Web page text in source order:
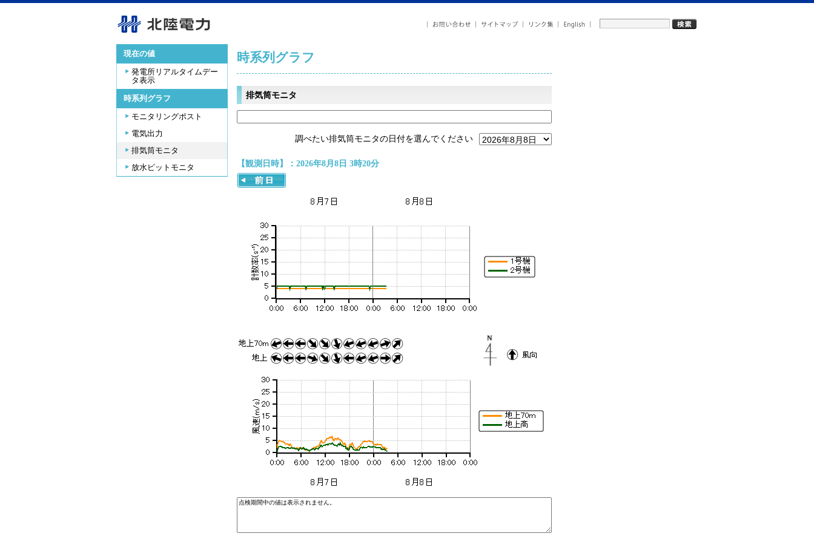
現在の値
発電所リアルタイムデー
タ表示
時系列グラフ
モニタリングポスト
電気出力
排気筒モニタ
放水ピットモニタ
時系列グラフ
排気筒モニタ
調べたい排気筒モニタの日付を選んでください
【観測日時】：2026年8月8日 3時20分